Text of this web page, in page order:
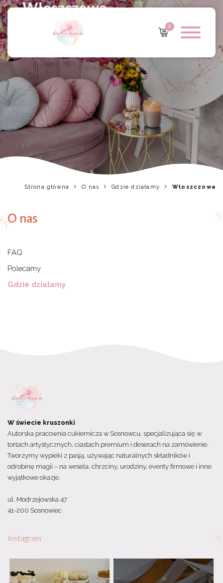
0
Włoszczowa
Strona główna O nas Gdzie działamy Włoszczowa
O nas
FAQ
Polecamy
Gdzie działamy
W świecie kruszonki
Autorska pracownia cukiernicza w Sosnowcu, specjalizująca się w
tortach artystycznych, ciastach premium i deserach na zamówienie.
Tworzymy wypieki z pasją, używając naturalnych składników i
odrobinę magii – na wesela, chrzciny, urodziny, eventy firmowe i inne
wyjątkowe okazje.
ul. Modrzejowska 47
41-200 Sosnowiec
Instagram